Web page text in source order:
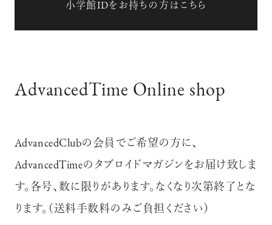
小学館IDをお持ちの方はこちら
AdvancedTime Online shop
AdvancedClubの会員でご希望の方に、
AdvancedTimeのタブロイドマガジンをお届け致しま
す。各号、数に限りがあります。なくなり次第終了とな
ります。（送料手数料のみご負担ください）